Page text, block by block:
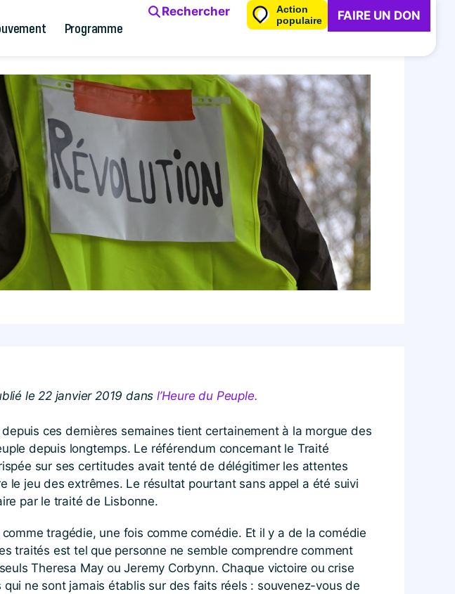
Programme
Rechercher
Action
populaire
FAIRE UN DON
le 22 janvier 2019 dans l’Heure du Peuple.
ces dernières semaines tient certainement à la morgue des
depuis longtemps. Le référendum concernant le Traité
sur ses certitudes avait tenté de délégitimer les attentes
le jeu des extrêmes. Le résultat pourtant sans appel a été suivi
par le traité de Lisbonne.
tragédie, une fois comme comédie. Et il y a de la comédie
traités est tel que personne ne semble comprendre comment
Theresa May ou Jeremy Corbynn. Chaque victoire ou crise
ne sont jamais établis sur des faits réels : souvenez-vous de